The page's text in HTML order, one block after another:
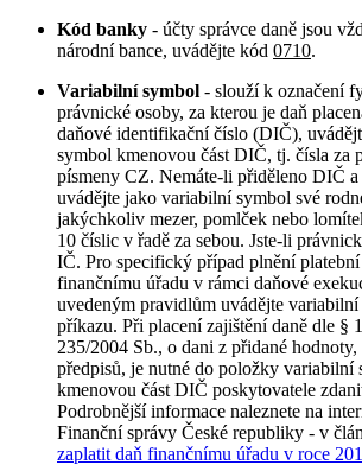
Kód banky - účty správce daně jsou
národní bance, uvádějte kód 0710.
Variabilní symbol - slouží k označení
právnické osoby, za kterou je daň
daňové identifikační číslo (DIČ),
symbol kmenovou část DIČ, tj. čísla za
písmeny CZ. Nemáte-li přiděleno DIČ a
uvádějte jako variabilní symbol své
jakýchkoliv mezer, pomlček nebo
10 číslic v řadě za sebou. Jste-li
IČ. Pro specifický případ plnění
finančnímu úřadu v rámci daňové
uvedeným pravidlům uvádějte
příkazu. Při placení zajištění daně dle §
235/2004 Sb., o dani z přidané
předpisů, je nutné do položky variabilní
kmenovou část DIČ poskytovatele
Podrobnější informace naleznete na
Finanční správy České republiky - v
zaplatit daň finančnímu úřadu v roce